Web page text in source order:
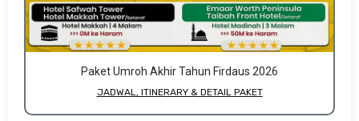
Paket Umroh Akhir Tahun Firdaus 2026
JADWAL, ITINERARY & DETAIL PAKET